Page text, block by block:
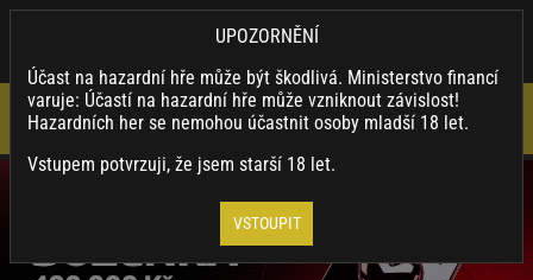
UPOZORNĚNÍ
Účast na hazardní hře může být škodlivá. Ministerstvo financí
varuje: Účastí na hazardní hře může vzniknout závislost!
Hazardních her se nemohou účastnit osoby mladší 18 let.
Vstupem potvrzuji, že jsem starší 18 let.
VSTOUPIT